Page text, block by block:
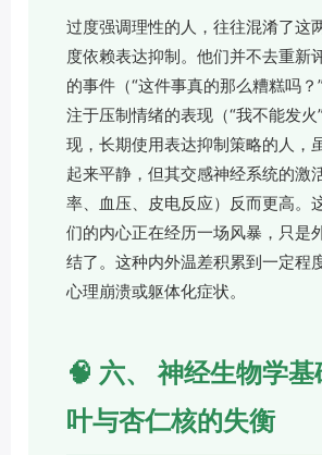
过度强调理性的人，往往混淆了这
度依赖表达抑制。他们并不去重新
的事件（“这件事真的那么糟糕吗
注于压制情绪的表现（“我不能发火
现，长期使用表达抑制策略的人，
起来平静，但其交感神经系统的激
率、血压、皮电反应）反而更高。
们的内心正在经历一场风暴，只是
结了。这种内外温差积累到一定程
心理崩溃或躯体化症状。
🧠 六、 神经生物学
叶与杏仁核的失衡